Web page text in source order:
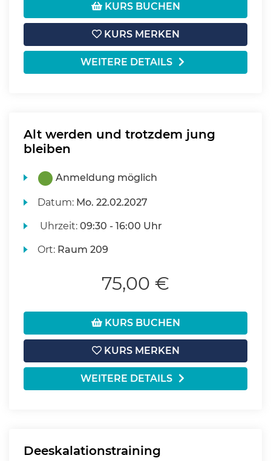
KURS BUCHEN
KURS MERKEN
WEITERE DETAILS
Alt werden und trotzdem jung
bleiben
Anmeldung möglich
Datum: Mo. 22.02.2027
Uhrzeit:09:30 - 16:00 Uhr
Ort: Raum 209
75,00 €
KURS BUCHEN
KURS MERKEN
WEITERE DETAILS
Deeskalationstraining